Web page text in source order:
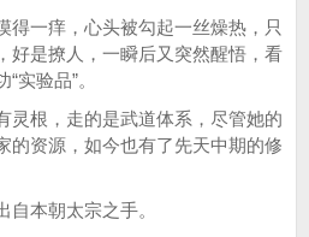
得一痒，心头被勾起一丝燥热，只
好是撩人，一瞬后又突然醒悟，看
实验品”。
灵根，走的是武道体系，尽管她的
的资源，如今也有了先天中期的修
本朝太宗之手。